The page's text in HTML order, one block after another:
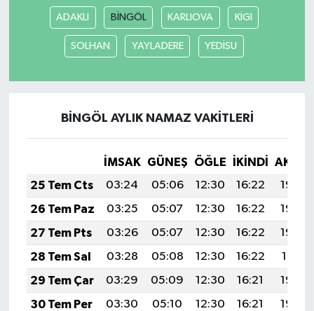
ADAKLI BİNGÖL KARLIOVA KİGI
SOLHAN YAYLADERE YEDİSU
BİNGÖL AYLIK NAMAZ VAKITLERI
İMSAK GÜNEŞ ÖĞLE İKINDI
25 Tem Cts
03:24 05:06 12:30 16:22
19:43
26 Tem Paz
03:25 05:07 12:30 16:22
19:43
27 Tem Pts
03:26 05:07 12:30 16:22
19:42
28 Tem Sal
03:28 05:08 12:30 16:22
19:41
29 Tem Çar
03:29 05:09 12:30 16:21
19:40
30 Tem Per
03:30 05:10 12:30 16:21
19:39